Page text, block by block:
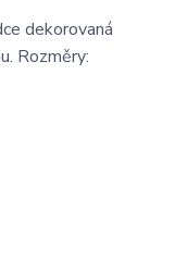
dekorovaná
Rozměry: